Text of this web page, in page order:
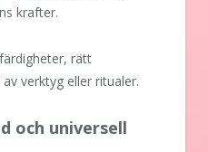
krafter.
rätt
verktyg eller ritualer.
och universell